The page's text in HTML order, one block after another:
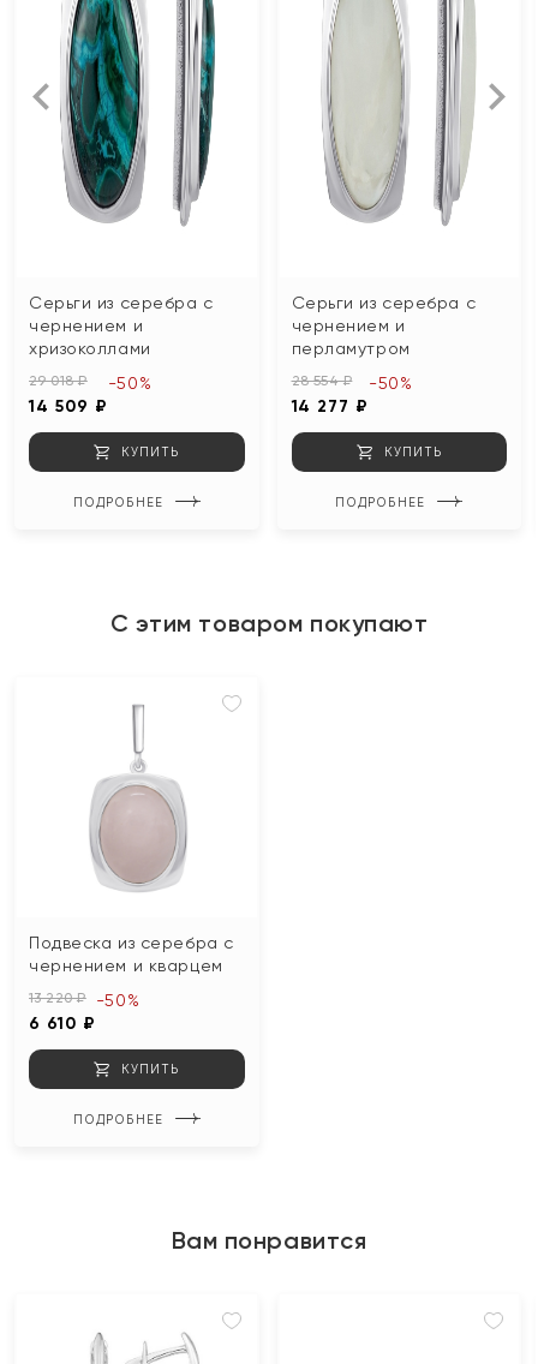
Серьги из серебра с
чернением и
хризоколлами
29 018 ₽
14 509 ₽
-50%
КУПИТЬ
ПОДРОБНЕЕ
Серьги из серебра с
чернением и
перламутром
28 554 ₽
14 277 ₽
-50%
КУПИТЬ
ПОДРОБНЕЕ
С этим товаром покупают
Подвеска из серебра с
чернением и кварцем
13 220 ₽
6 610 ₽
-50%
КУПИТЬ
ПОДРОБНЕЕ
Вам понравится